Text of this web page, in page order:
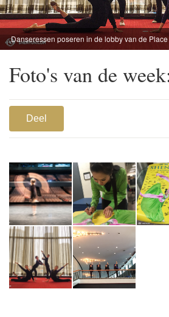
Danseressen poseren in de lobby van de
(foto door filmoperateur Annie Li)
Foto's van de
Deel
1